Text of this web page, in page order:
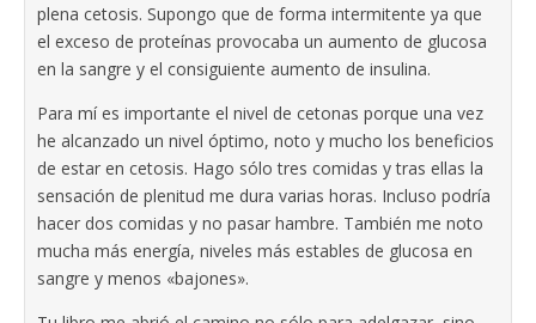
plena cetosis. Supongo que de forma intermitente ya que
el exceso de proteínas provocaba un aumento de glucosa
en la sangre y el consiguiente aumento de insulina.
Para mí es importante el nivel de cetonas porque una vez
he alcanzado un nivel óptimo, noto y mucho los beneficios
de estar en cetosis. Hago sólo tres comidas y tras ellas la
sensación de plenitud me dura varias horas. Incluso podría
hacer dos comidas y no pasar hambre. También me noto
mucha más energía, niveles más estables de glucosa en
sangre y menos «bajones».